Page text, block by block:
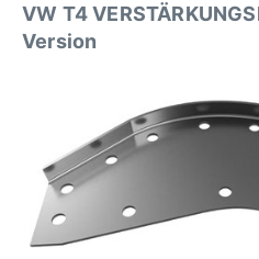
VW T4
Version